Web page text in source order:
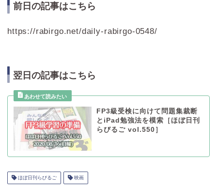
前日の記事はこちら
https://rabirgo.net/daily-rabirgo-0548/
翌日の記事はこちら
FP3級受検に向けて問題集裁断
とiPad勉強法を模索［ほぼ日刊
らびるご vol.550］
ほぼ日刊らびるご 映画